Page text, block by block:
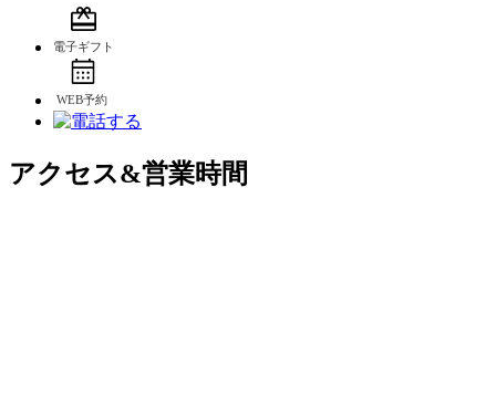
アクセス&営業時間